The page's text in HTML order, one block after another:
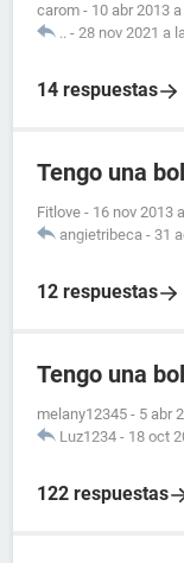
carom - 10 abr 2013
.. - 28 nov 2021 a
14 respuestas
Tengo una
Fitlove - 16 nov 2013
angietribeca - 31
12 respuestas
Tengo una
melany12345 - 5 abr
Luz1234 - 18 oct
122 respuestas